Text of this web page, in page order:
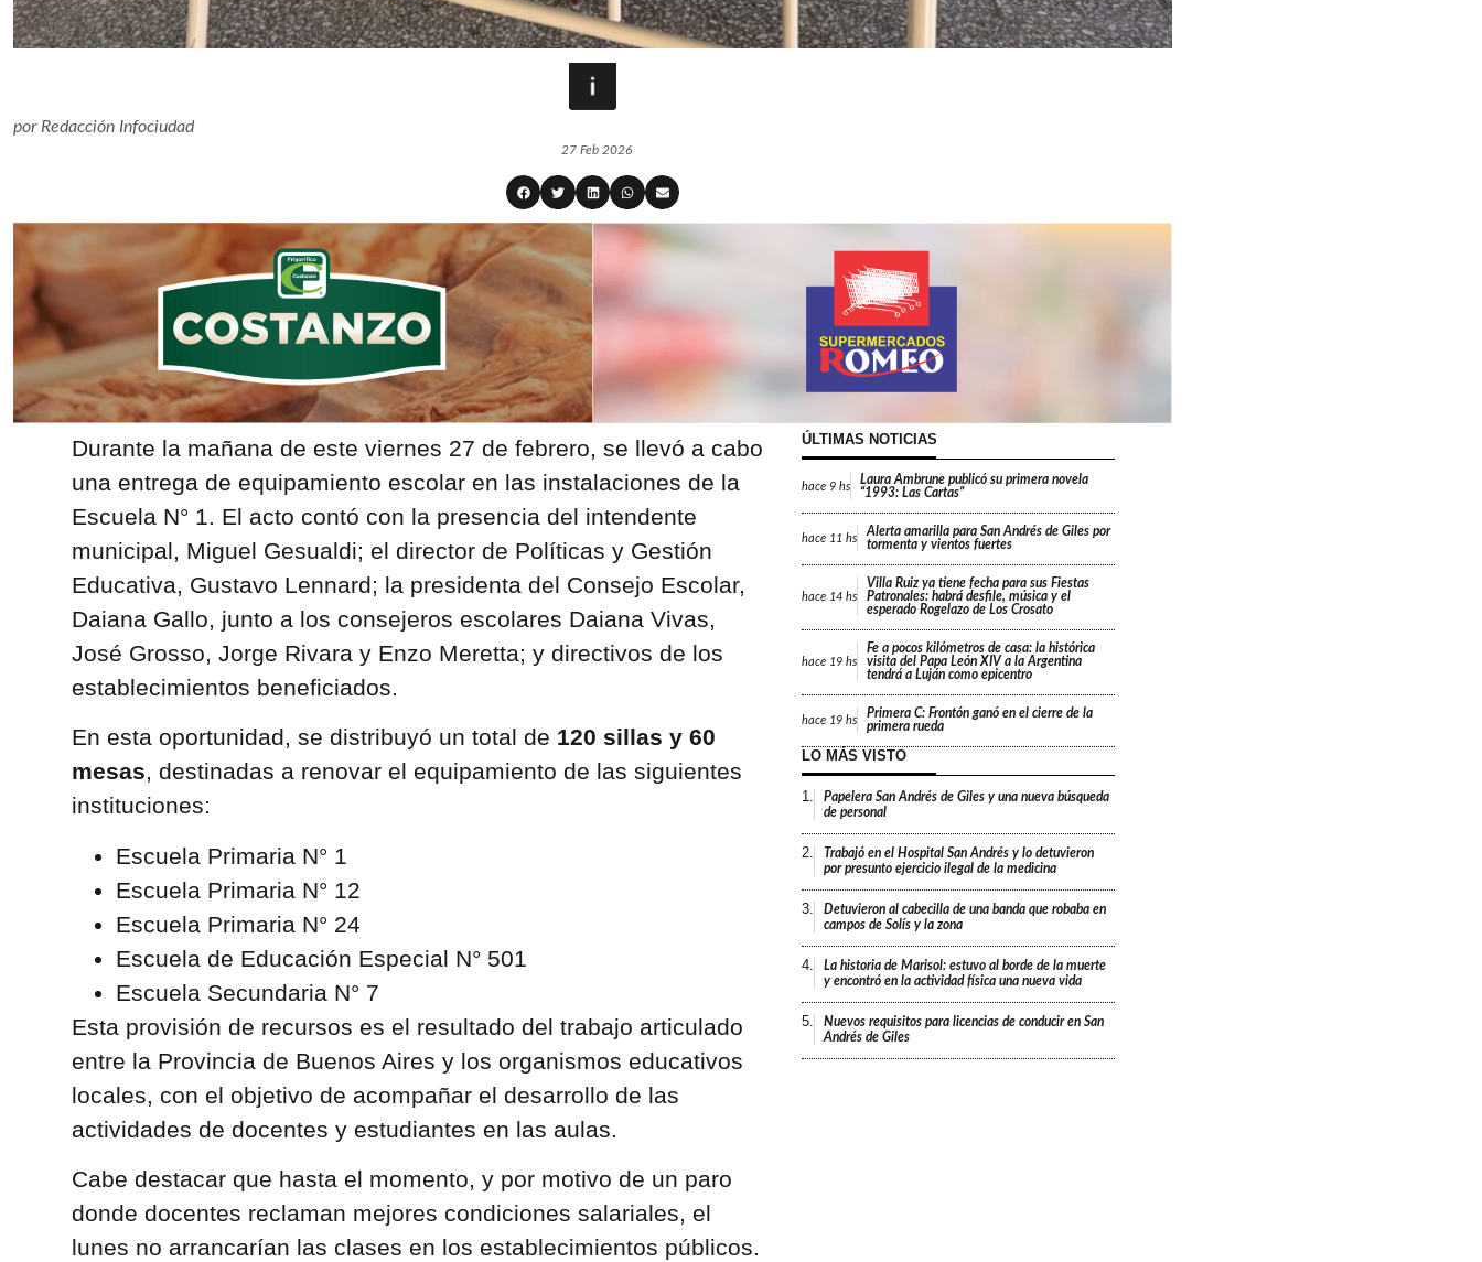
porRedacción Infociudad
27 Feb 2026
Durante la mañana de este viernes 27 de febrero, se llevó a cabo
una entrega de equipamiento escolar en las instalaciones de la
Escuela N° 1. El acto contó con la presencia del intendente
municipal, Miguel Gesualdi; el director de Políticas y Gestión
Educativa, Gustavo Lennard; la presidenta del Consejo Escolar,
Daiana Gallo, junto a los consejeros escolares Daiana Vivas,
José Grosso, Jorge Rivara y Enzo Meretta; y directivos de los
establecimientos beneficiados.
En esta oportunidad, se distribuyó un total de 120 sillas y 60
mesas, destinadas a renovar el equipamiento de las siguientes
instituciones:
Escuela Primaria N° 1
Escuela Primaria N° 12
Escuela Primaria N° 24
Escuela de Educación Especial N° 501
Escuela Secundaria N° 7
Esta provisión de recursos es el resultado del trabajo articulado
entre la Provincia de Buenos Aires y los organismos educativos
locales, con el objetivo de acompañar el desarrollo de las
actividades de docentes y estudiantes en las aulas.
Cabe destacar que hasta el momento, y por motivo de un paro
donde docentes reclaman mejores condiciones salariales, el
lunes no arrancarían las clases en los establecimientos públicos.
ÚLTIMAS NOTICIAS
hace 9 hs
Laura Ambrune publicó su primera novela
“1993: Las Cartas”
hace 11 hs
Alerta amarilla para San Andrés de Giles por
tormenta y vientos fuertes
hace 14 hs
Villa Ruiz ya tiene fecha para sus Fiestas
Patronales: habrá desfile, música y el
esperado Rogelazo de Los Crosato
hace 19 hs
Fe a pocos kilómetros de casa: la histórica
visita del Papa León XIV a la Argentina
tendrá a Luján como epicentro
hace 19 hs
Primera C: Frontón ganó en el cierre de la
primera rueda
LO MÁS VISTO
1.
Papelera San Andrés de Giles y una nueva búsqueda
de personal
2.
Trabajó en el Hospital San Andrés y lo detuvieron
por presunto ejercicio ilegal de la medicina
3.
Detuvieron al cabecilla de una banda que robaba en
campos de Solís y la zona
4.
La historia de Marisol: estuvo al borde de la muerte
y encontró en la actividad física una nueva vida
5.
Nuevos requisitos para licencias de conducir en San
Andrés de Giles